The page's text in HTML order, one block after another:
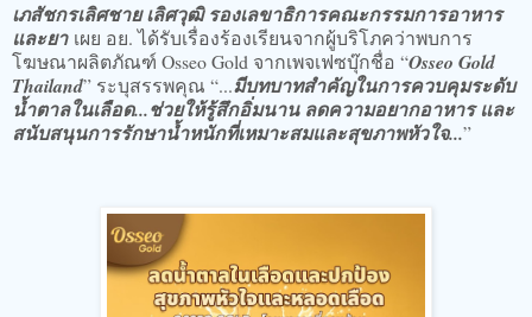
เภสัชกรเลิศชาย เลิศวุฒิ รองเลขาธิการคณะกรรมการอาหาร
และยาเผย อย. ได้รับเรื่องร้องเรียนจากผู้บริโภคว่าพบการ
โฆษณาผลิตภัณฑ์ Osseo Gold จากเพจเฟซบุ๊กชื่อ “Osseo Gold
Thailand” ระบุสรรพคุณ “...มีบทบาทสำคัญในการควบคุมระดับ
น้ำตาลในเลือด...ช่วยให้รู้สึกอิ่มนาน ลดความอยากอาหาร และ
สนับสนุนการรักษาน้ำหนักที่เหมาะสมและสุขภาพหัวใจ...”